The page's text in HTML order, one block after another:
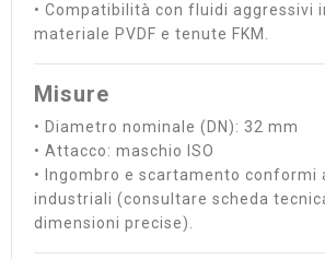
• Compatibilità con fluidi aggressivi
materiale PVDF e tenute FKM.
Misure
• Diametro nominale (DN): 32 mm
• Attacco: maschio ISO
• Ingombro e scartamento conformi
industriali (consultare scheda
dimensioni precise).